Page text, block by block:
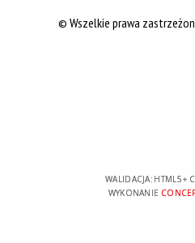
© Wszelkie prawa
WALIDACJA: HTML5+
WYKONANIE